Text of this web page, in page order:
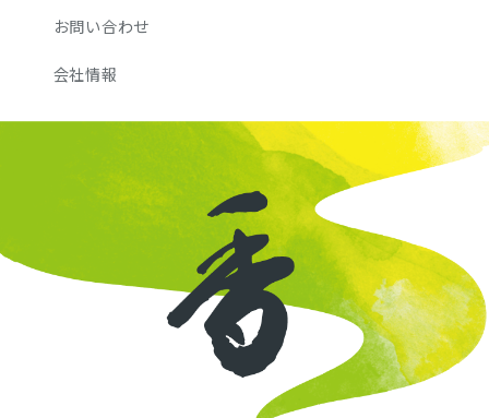
お問い合わせ
会社情報